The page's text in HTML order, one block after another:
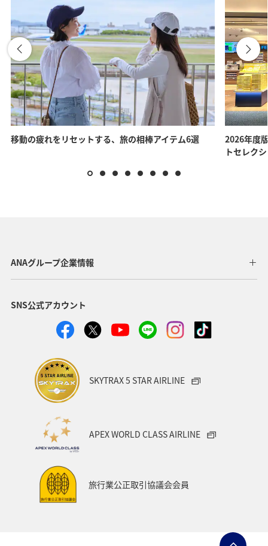
移動の疲れをリセットする、旅の相棒アイテム6選
2026年度
トセレク
ANAグループ企業情報
SNS公式アカウント
SKYTRAX 5 STAR AIRLINE
APEX WORLD CLASS AIRLINE
旅行業公正取引協議会会員